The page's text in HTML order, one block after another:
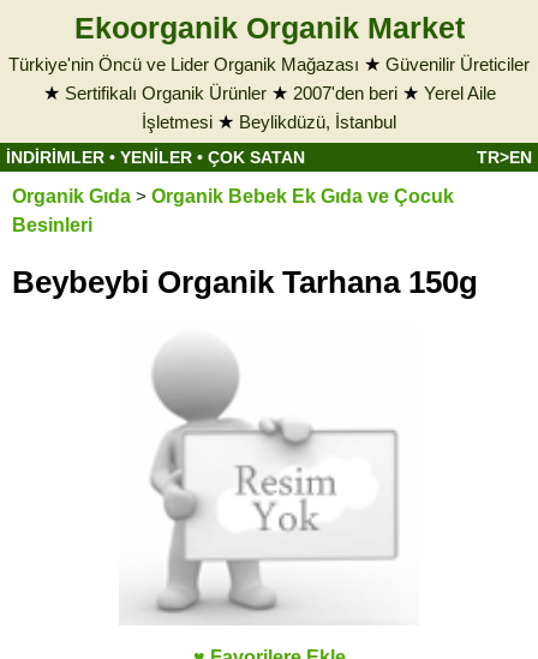
Ekoorganik Organik Market
Türkiye'nin Öncü ve Lider Organik Mağazası ★ Güvenilir Üreticiler
★ Sertifikalı Organik Ürünler★ 2007'den beri★ Yerel Aile
İşletmesi ★ Beylikdüzü, İstanbul
İNDİRİMLER • YENİLER • ÇOK SATAN TR>EN
Organik Gıda > Organik Bebek Ek Gıda ve Çocuk
Besinleri
Beybeybi Organik Tarhana 150g